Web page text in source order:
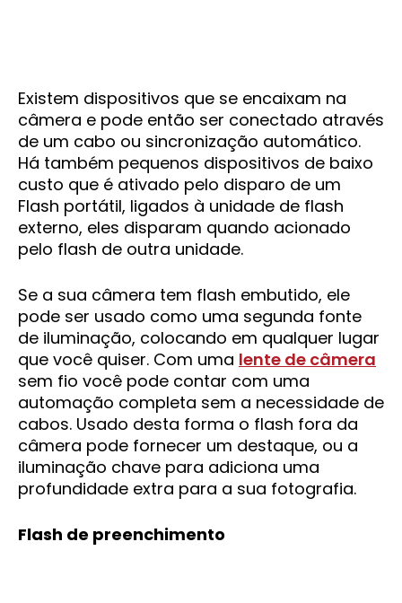
Existem dispositivos que se encaixam na
câmera e pode então ser conectado através
de um cabo ou sincronização automático.
Há também pequenos dispositivos de baixo
custo que é ativado pelo disparo de um
Flash portátil, ligados à unidade de flash
externo, eles disparam quando acionado
pelo flash de outra unidade.
Se a sua câmera tem flash embutido, ele
pode ser usado como uma segunda fonte
de iluminação, colocando em qualquer lugar
que você quiser. Com uma lente de câmera
sem fio você pode contar com uma
automação completa sem a necessidade de
cabos. Usado desta forma o flash fora da
câmera pode fornecer um destaque, ou a
iluminação chave para adiciona uma
profundidade extra para a sua fotografia.
Flash de preenchimento